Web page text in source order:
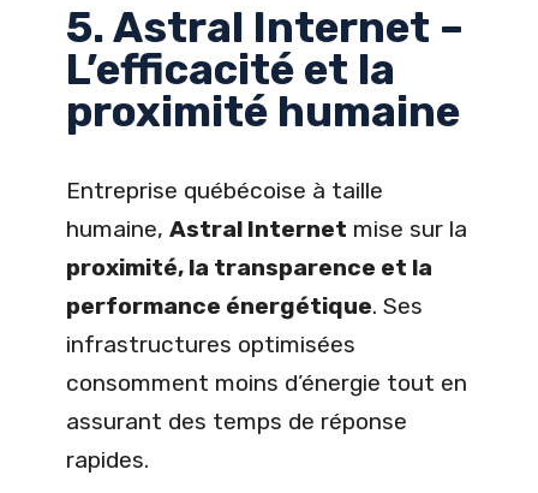
5. Astral Internet –
L’efficacité et la
proximité humaine
Entreprise québécoise à taille
humaine, Astral Internet mise sur la
proximité, la transparence et la
performance énergétique. Ses
infrastructures optimisées
consomment moins d’énergie tout en
assurant des temps de réponse
rapides.